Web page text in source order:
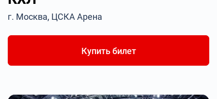
г. Москва, ЦСКА Арена
Купить билет